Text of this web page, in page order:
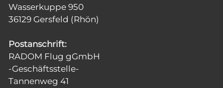
Wasserkuppe 950
36129 Gersfeld (Rhön)
Postanschrift:
RADOM Flug gGmbH
-Geschäftsstelle-
Tannenweg 41